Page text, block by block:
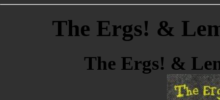
The Ergs! &
The Ergs! &